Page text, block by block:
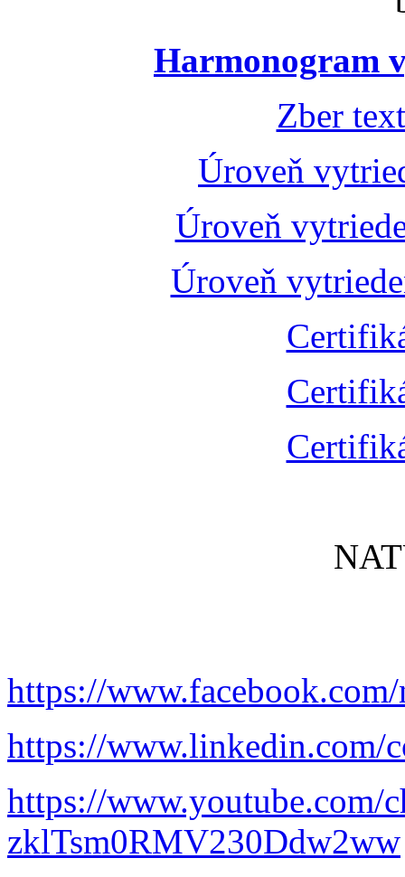
Harmonogram
Zber
Úroveň
Úroveň
Úroveň
https://
https://www.linkedin.com/
https://www.youtube.com/
zklTsm0RMV230Ddw2ww